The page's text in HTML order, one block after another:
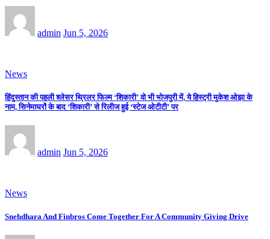
admin Jun 5, 2026
News
हिंदुस्तान की पहली श्लेसर थ्रिलर फिल्म ‘शिकारी’ वो भी भोजपुरी में, ये हिस्ट्री मुकेश ओझा के
नाम, सिनेमाघरों के बाद ‘शिकारी’ से रिलीज हुई ‘स्टेज ओटीटी’ पर
admin Jun 5, 2026
News
Snehdhara And Finbros Come Together For A Community Giving Drive